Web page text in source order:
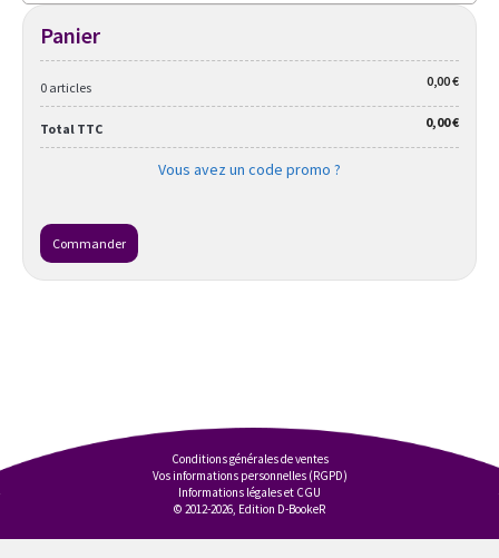
Panier
0 articles 0,00 €
Total TTC 0,00 €
Vous avez un code promo ?
Commander
Conditions générales de ventes
Vos informations personnelles (RGPD)
Informations légales et CGU
© 2012-2026, Edition D-BookeR